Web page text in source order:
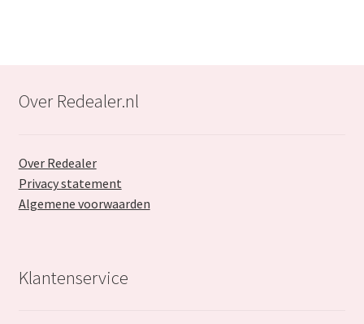
Over Redealer.nl
Over Redealer
Privacy statement
Algemene voorwaarden
Klantenservice